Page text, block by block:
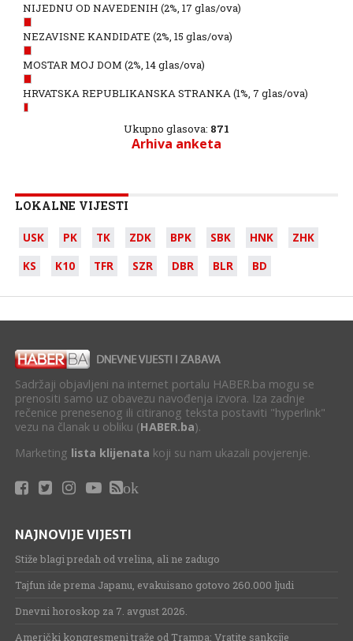
NIJEDNU OD NAVEDENIH (2%, 17 glas/ova)
NEZAVISNE KANDIDATE (2%, 15 glas/ova)
MOSTAR MOJ DOM (2%, 14 glas/ova)
HRVATSKA REPUBLIKANSKA STRANKA(1%, 7 glas/ova)
Ukupno glasova: 871
Arhiva anketa
LOKALNE VIJESTI
USK PK TK ZDK BPK SBK HNK
ZHK
KS
K10 TFR SZR DBR BLR BD
Sadržaji objavljeni na internet portalu HABER.ba mogu se
prenositi samo uz obavezu navođenja izvora. Iza zadnje
rečenice prenesenog ili citiranog teksta postaviti "hyperlink"
vezu na članak u obliku (HABER.ba).
Marketing lista klijenata koji su nam ukazali povjerenje.
ok
NAJNOVIJE VIJESTI
Stiže blagi predah od vrelina, ali ne zadugo
Tajfun ide prema Japanu, evakuisano gotovo 260.000 ljudi
Dnevni horoskop za 7. avgust 2026.
Američki kongresmeni traže od Trampa: Vratite sankcije